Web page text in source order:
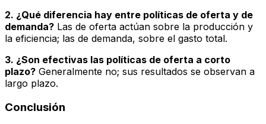
2. ¿Qué diferencia hay entre políticas de oferta y de
demanda? Las de oferta actúan sobre la producción y
la eficiencia; las de demanda, sobre el gasto total.
3. ¿Son efectivas las políticas de oferta a corto
plazo? Generalmente no; sus resultados se observan a
largo plazo.
Conclusión